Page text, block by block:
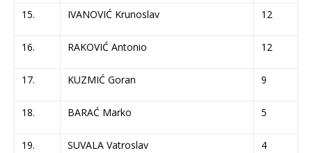
15. IVANOVIĆ Krunoslav 12
16. RAKOVIĆ Antonio 12
17. KUZMIĆ Goran 9
18. BARAĆ Marko 5
19. SUVALA Vatroslav 4